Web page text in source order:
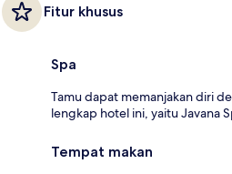
Fitur khusus
Spa
Tamu dapat memanjakan diri
lengkap hotel ini, yaitu Javana
Tempat makan